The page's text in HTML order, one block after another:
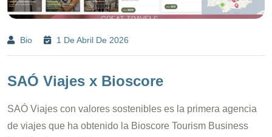
Bio 1 De Abril De 2026
SAÓ Viajes x Bioscore
SAÓ Viajes con valores sostenibles es la primera agencia
de viajes que ha obtenido la Bioscore Tourism Business